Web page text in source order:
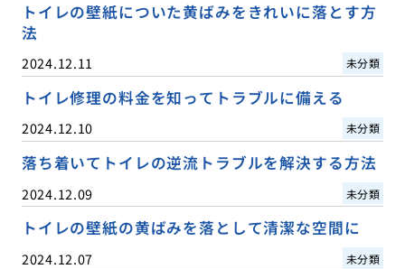
トイレの壁紙についた黄ばみをきれいに落とす方
法
2024.12.11 未分類
トイレ修理の料金を知ってトラブルに備える
2024.12.10 未分類
落ち着いてトイレの逆流トラブルを解決する方法
2024.12.09 未分類
トイレの壁紙の黄ばみを落として清潔な空間に
2024.12.07 未分類